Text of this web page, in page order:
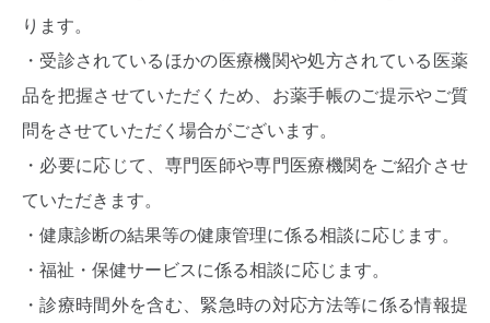
ります。
・受診されているほかの医療機関や処方されている医薬
品を把握させていただくため、お薬手帳のご提示やご質
問をさせていただく場合がございます。
・必要に応じて、専門医師や専門医療機関をご紹介させ
ていただきます。
・健康診断の結果等の健康管理に係る相談に応じます。
・福祉・保健サービスに係る相談に応じます。
・診療時間外を含む、緊急時の対応方法等に係る情報提